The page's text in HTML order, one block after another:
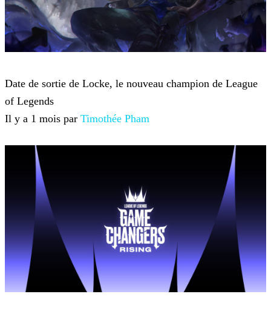
Date de sortie de Locke, le nouveau champion de League
of Legends
Il y a 1 mois par Timothée Pham